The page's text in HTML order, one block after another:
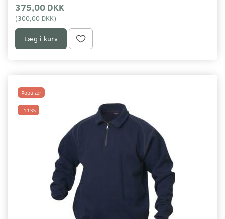
375,00 DKK
(300,00 DKK)
Læg i kurv
Populær
-11%